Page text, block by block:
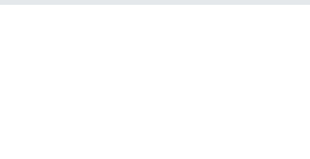
资金套现，却衍生出了一种复...